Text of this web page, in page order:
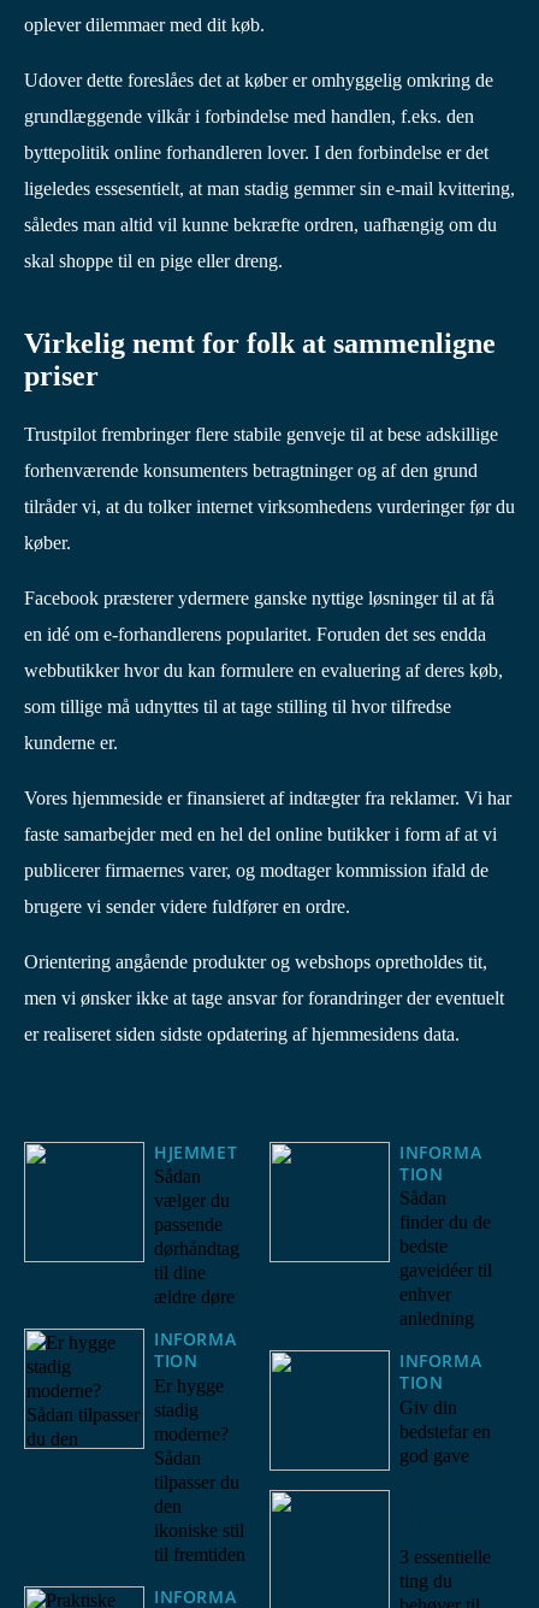
oplever dilemmaer med dit køb.
Udover dette foreslåes det at køber er omhyggelig omkring de
grundlæggende vilkår i forbindelse med handlen, f.eks. den
byttepolitik online forhandleren lover. I den forbindelse er det
ligeledes essesentielt, at man stadig gemmer sin e-mail kvittering,
således man altid vil kunne bekræfte ordren, uafhængig om du
skal shoppe til en pige eller dreng.
Virkelig nemt for folk at sammenligne
priser
Trustpilot frembringer flere stabile genveje til at bese adskillige
forhenværende konsumenters betragtninger og af den grund
tilråder vi, at du tolker internet virksomhedens vurderinger før du
køber.
Facebook præsterer ydermere ganske nyttige løsninger til at få
en idé om e-forhandlerens popularitet. Foruden det ses endda
webbutikker hvor du kan formulere en evaluering af deres køb,
som tillige må udnyttes til at tage stilling til hvor tilfredse
kunderne er.
Vores hjemmeside er finansieret af indtægter fra reklamer. Vi har
faste samarbejder med en hel del online butikker i form af at vi
publicerer firmaernes varer, og modtager kommission ifald de
brugere vi sender videre fuldfører en ordre.
Orientering angående produkter og webshops opretholdes tit,
men vi ønsker ikke at tage ansvar for forandringer der eventuelt
er realiseret siden sidste opdatering af hjemmesidens data.
HJEMMET
Sådan
vælger du
passende
dørhåndtag
til dine
ældre døre
INFORMA
TION
Er hygge
stadig
moderne?
Sådan
tilpasser du
den
ikoniske stil
til fremtiden
INFORMA
INFORMA
TION
Sådan
finder du de
bedste
gaveidéer til
enhver
anledning
INFORMA
TION
Giv din
bedstefar en
god gave
3 essentielle
ting du